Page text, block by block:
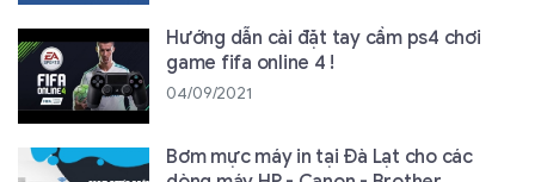
Hướng dẫn cài đặt tay cầm ps4 chơi
game fifa online 4 !
04/09/2021
Bơm mực máy in tại Đà Lạt cho các